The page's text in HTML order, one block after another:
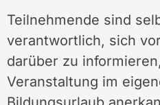
Teilnehmende sind
verantwortlich, sich
darüber zu
Veranstaltung im